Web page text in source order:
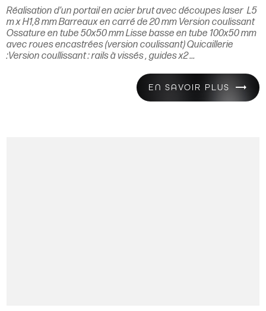
Réalisation d’un portail en acier brut avec découpes laser L5
m x H1,8 mm Barreaux en carré de 20 mm Version coulissant
Ossature en tube 50x50 mm Lisse basse en tube 100x50 mm
avec roues encastrées (version coulissant) Quicaillerie
:Version coullissant : rails à vissés , guides x2 ...
EN SAVOIR PLUS